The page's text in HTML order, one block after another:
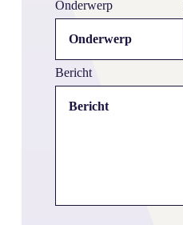
Onderwerp
Bericht